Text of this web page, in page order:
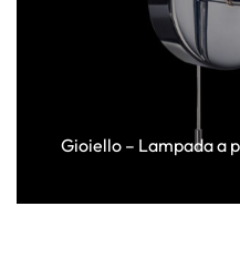
Gioiello – Lampada a